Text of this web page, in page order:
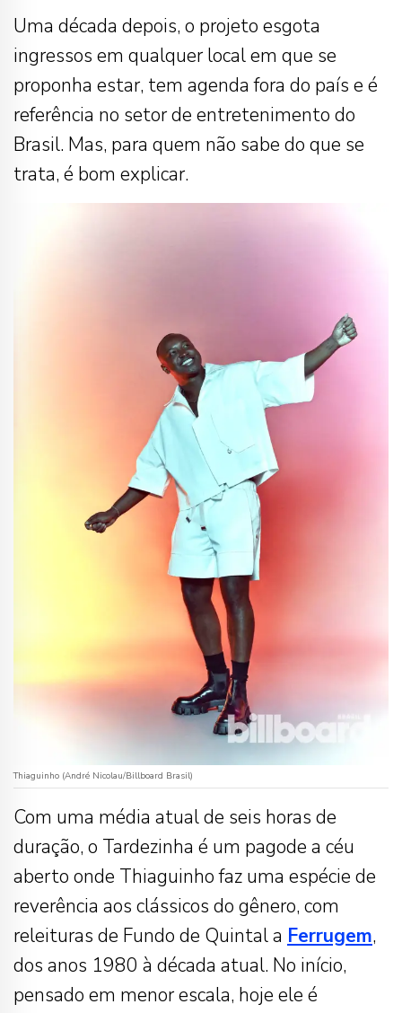
Uma década depois, o projeto esgota
ingressos em qualquer local em que se
proponha estar, tem agenda fora do país e é
referência no setor de entretenimento do
Brasil. Mas, para quem não sabe do que se
trata, é bom explicar.
Thiaguinho (André Nicolau/Billboard Brasil)
Com uma média atual de seis horas de
duração, o Tardezinha é um pagode a céu
aberto onde Thiaguinho faz uma espécie de
reverência aos clássicos do gênero, com
releituras de Fundo de Quintal a Ferrugem,
dos anos 1980 à década atual. No início,
pensado em menor escala, hoje ele é